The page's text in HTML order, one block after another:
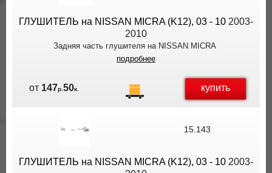
ГЛУШИТЕЛЬ на NISSAN MICRA (K12), 03 - 10 2003-
2010
Задняя часть глушителя на NISSAN MICRA
подробнее
от 147р. 50к. купить
15.143
ГЛУШИТЕЛЬ на NISSAN MICRA (K12), 03 - 10 2003-